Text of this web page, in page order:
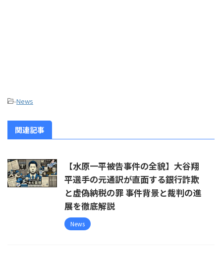
-News
関連記事
【水原一平被告事件の全貌】大谷翔
平選手の元通訳が直面する銀行詐欺
と虚偽納税の罪 事件背景と裁判の進
展を徹底解説
News